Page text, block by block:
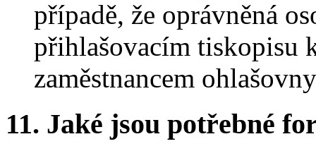
případě, že oprávněná
přihlašovacím tiskopisu
zaměstnancem
11. Jaké jsou potřebné